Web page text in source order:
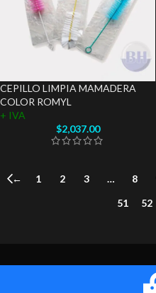
CEPILLO LIMPIA MAMADERA
COLOR ROMYL
+ IVA
$2,037.00
← 1 2 3 … 8
51
52